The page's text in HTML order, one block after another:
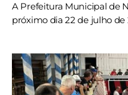
A Prefeitura Municipal de
próximo dia 22 de julho de